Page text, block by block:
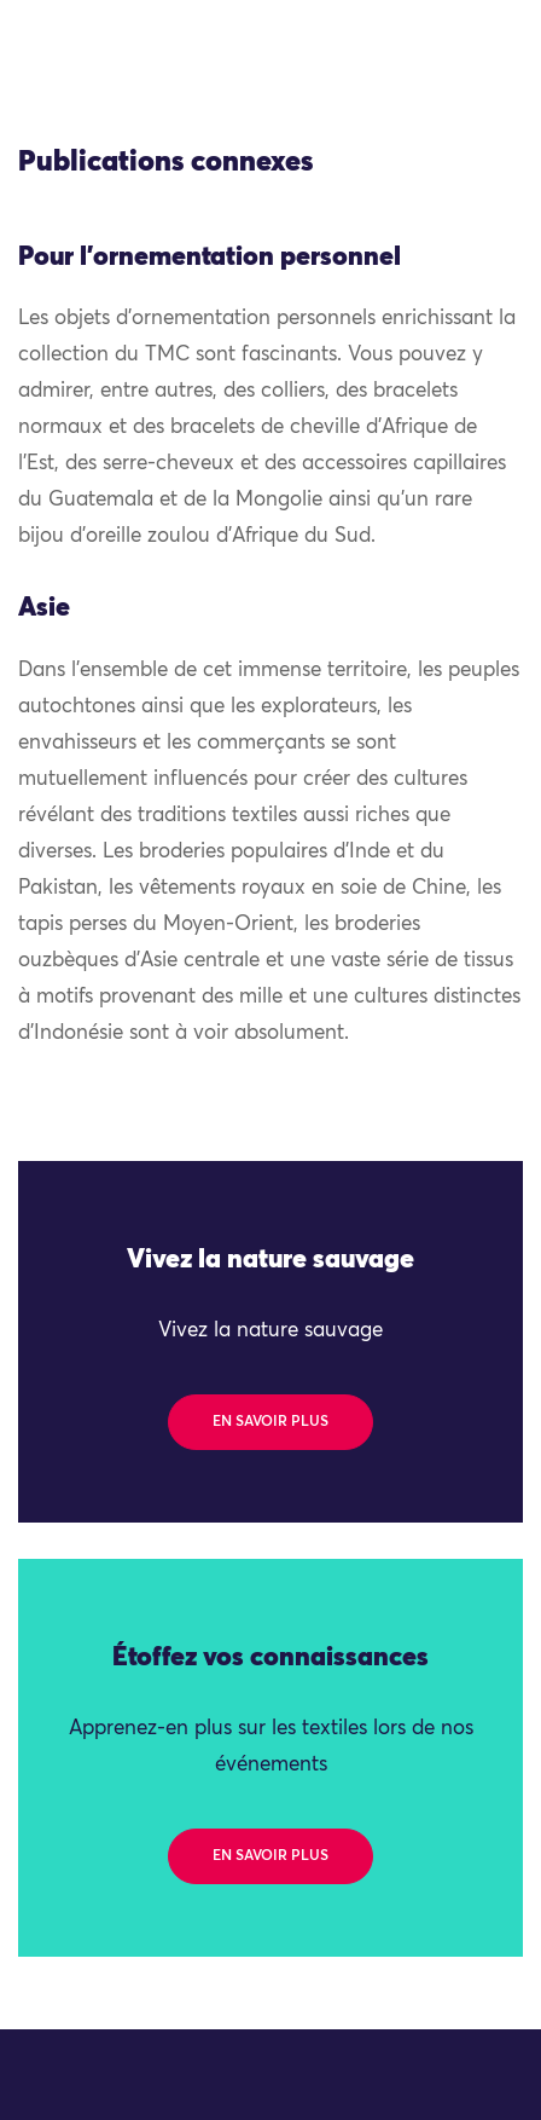
Publications connexes
Pour l'ornementation personnel
Les objets d’ornementation personnels enrichissant la
collection du TMC sont fascinants. Vous pouvez y
admirer, entre autres, des colliers, des bracelets
normaux et des bracelets de cheville d’Afrique de
l’Est, des serre-cheveux et des accessoires capillaires
du Guatemala et de la Mongolie ainsi qu’un rare
bijou d’oreille zoulou d’Afrique du Sud.
Asie
Dans l’ensemble de cet immense territoire, les peuples
autochtones ainsi que les explorateurs, les
envahisseurs et les commerçants se sont
mutuellement influencés pour créer des cultures
révélant des traditions textiles aussi riches que
diverses. Les broderies populaires d’Inde et du
Pakistan, les vêtements royaux en soie de Chine, les
tapis perses du Moyen-Orient, les broderies
ouzbèques d’Asie centrale et une vaste série de tissus
à motifs provenant des mille et une cultures distinctes
d’Indonésie sont à voir absolument.
Vivez la nature sauvage
Vivez la nature sauvage
EN SAVOIR PLUS
Étoffez vos connaissances
Apprenez-en plus sur les textiles lors de nos
événements
EN SAVOIR PLUS